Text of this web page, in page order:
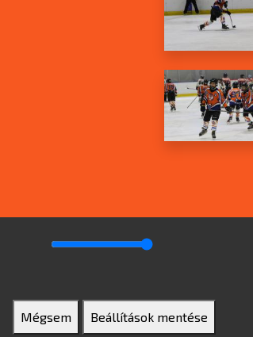
Mégsem Beállítások mentése